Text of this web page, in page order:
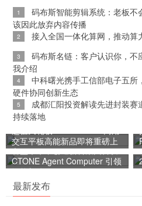
免费观看网
1
码布斯智能剪辑系统：老板不
该因此放弃内容传播
2 接入全国一体化算网，推动
3
码布斯名链：客户认识你，
我介绍
4
中科曙光携手工信部电子五所
硬件协同创新生态
5
成都汇阳投资解读先进封装赛
持续落地
交互平板高能新品即将重磅上
市
智盈未来，创通新科集团首发
CTONE Agent Computer 引领
智能新体验
最新发布